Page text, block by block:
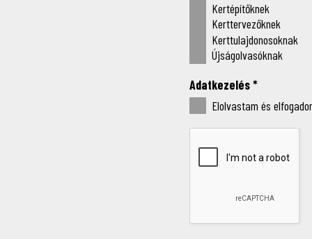
Kertépítőknek
Kerttervezőknek
Kerttulajdonosoknak
Újságolvasóknak
Adatkezelés*
Elolvastam és